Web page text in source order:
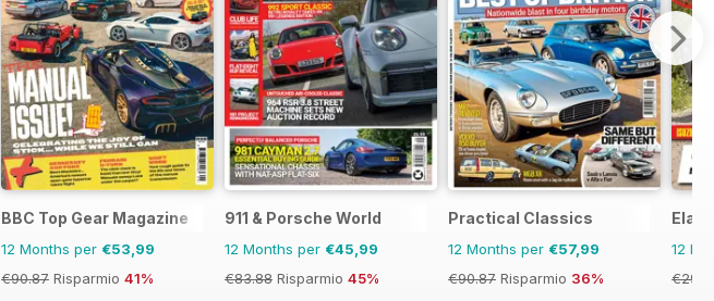
BBC Top Gear Magazine
12 Months per €53,99
€90.87 Risparmio 41%
911 & Porsche World
12 Months per €45,99
€83.88 Risparmio 45%
Practical Classics
12 Months per €57,99
€90.87 Risparmio 36%
12